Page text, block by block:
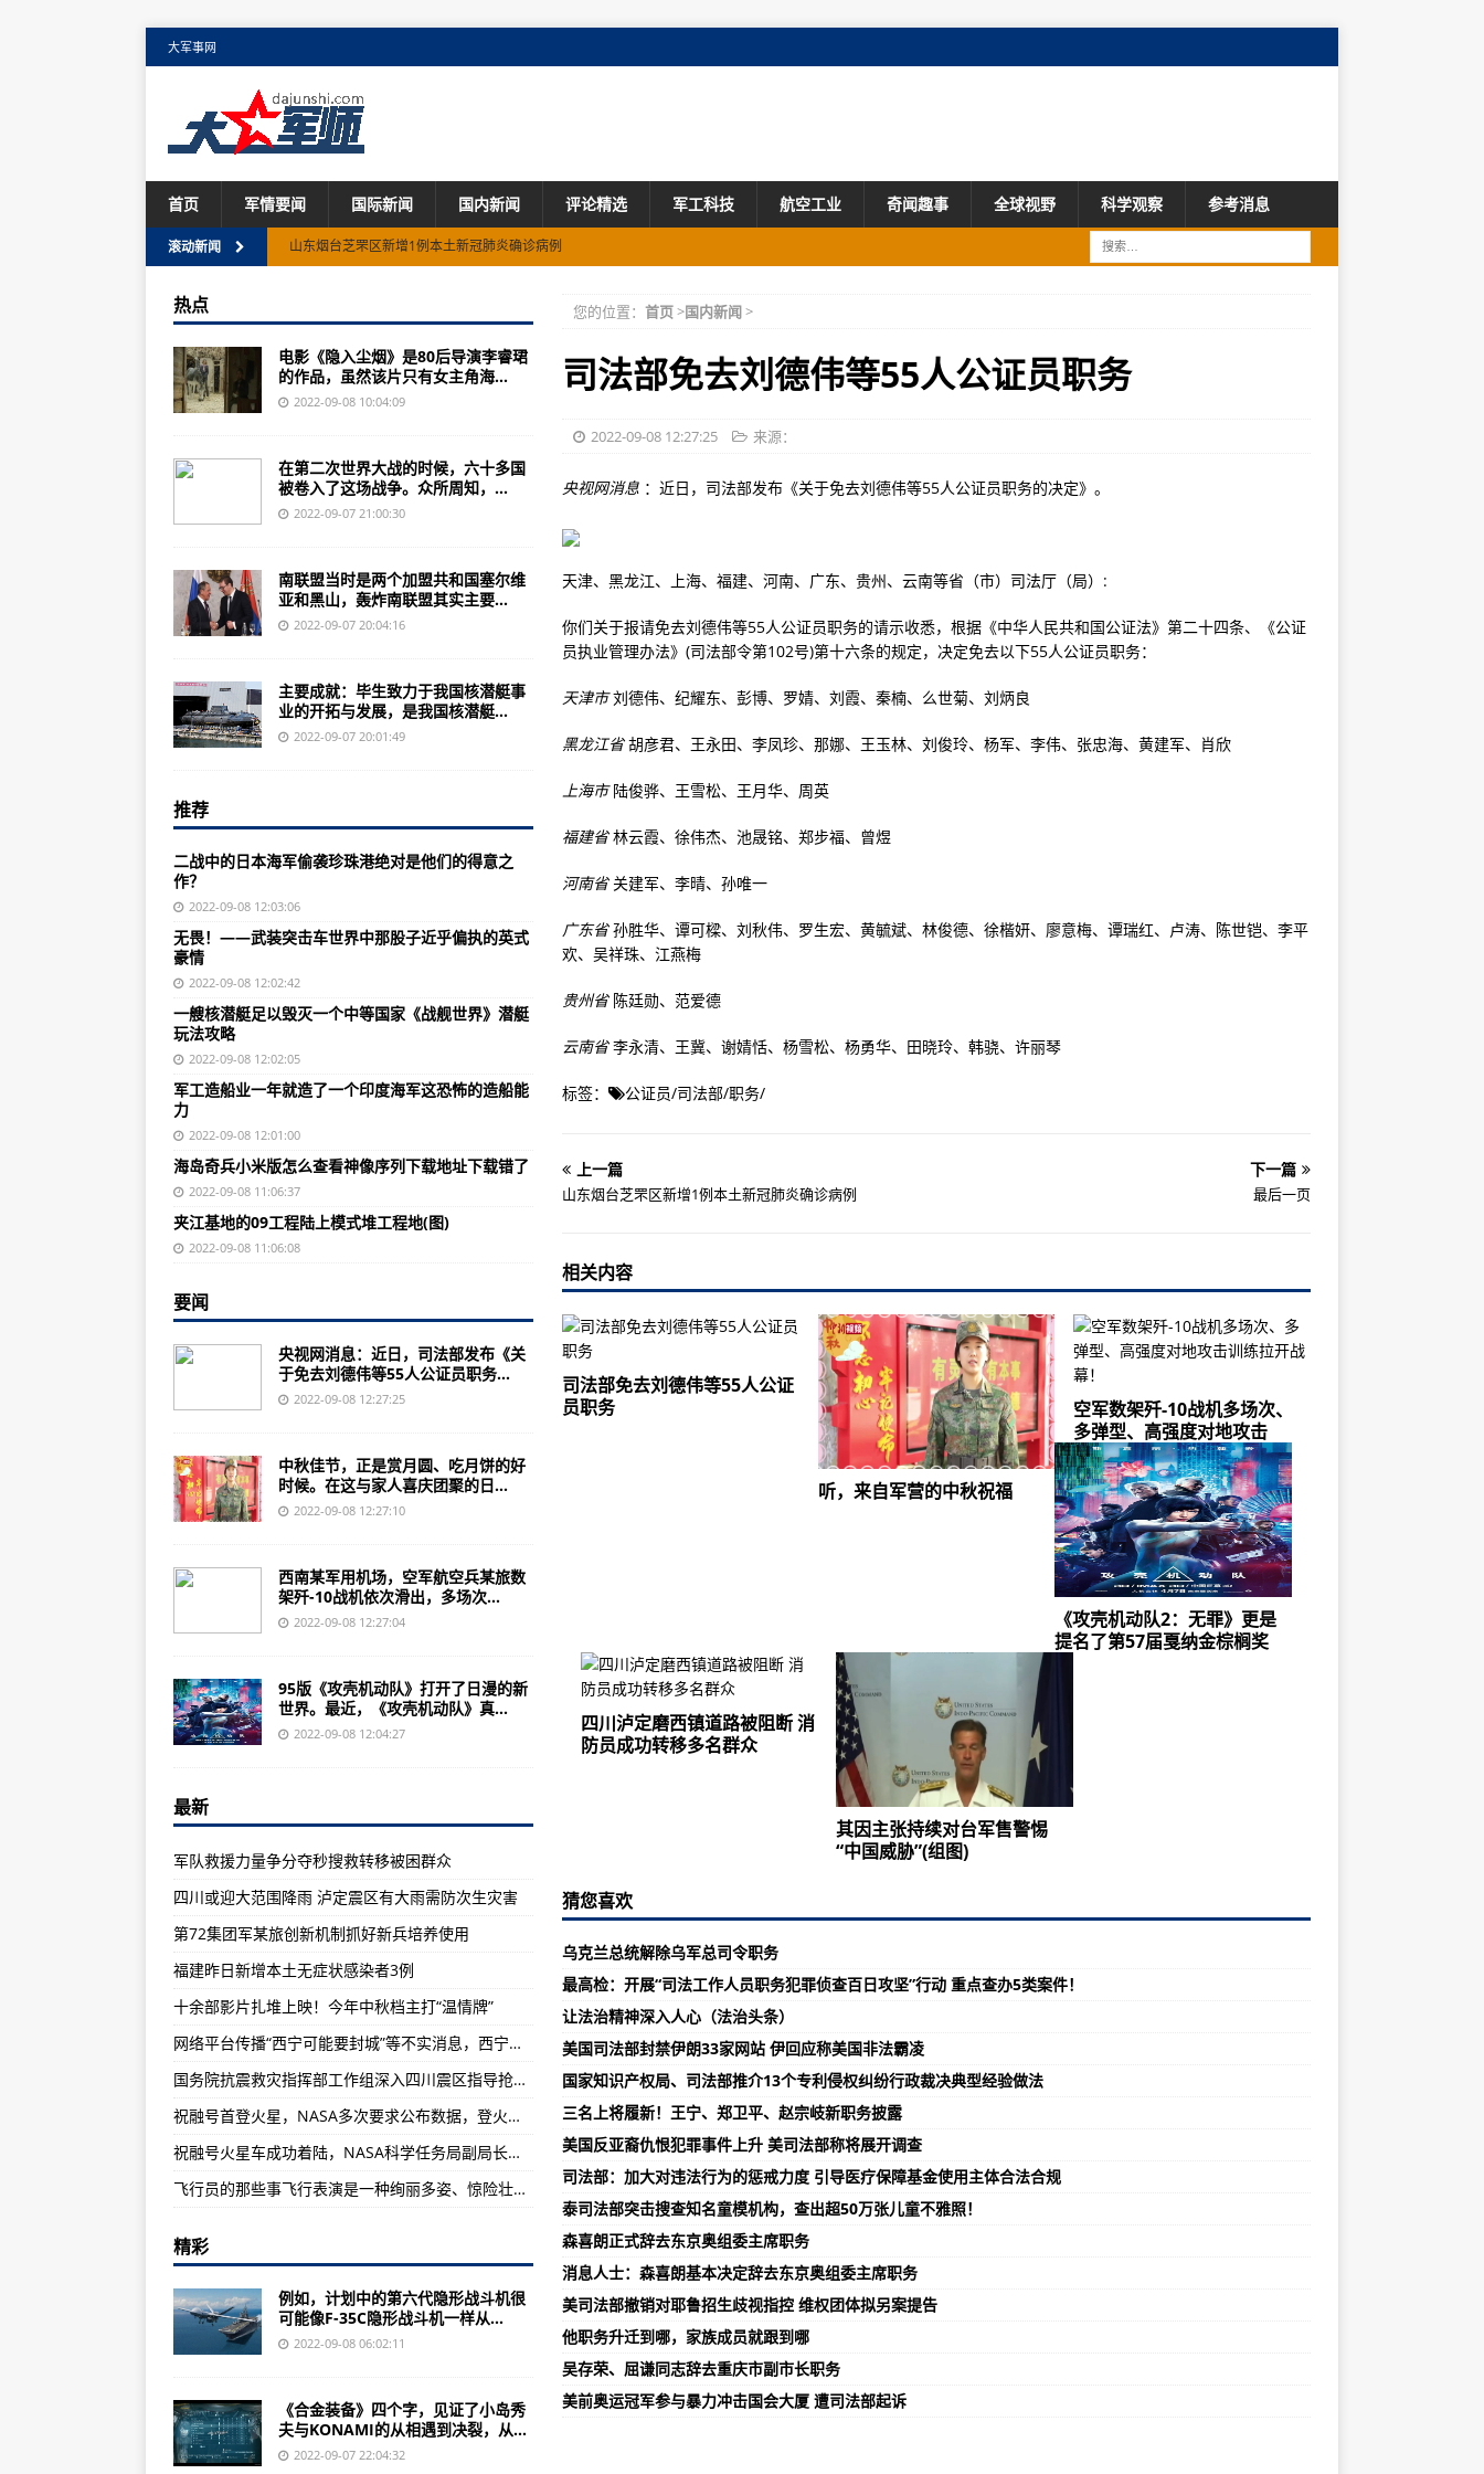
大军事网
首页 军情要闻 国际新闻 国内新闻 评论精选 军工科技 航空工业 奇闻趣事 全球视野 科学观察 参考消息
滚动新闻
山东烟台芝罘区新增1例本土新冠肺炎确诊病例
四川或迎大范围降雨 泸定震区有大雨需防次生灾害
听，来自军营的中秋祝福
9月7日14时至9月8日10时，贵阳新增阳性感染者95例
空军数架歼-10战机多场次、多弹型、高强度对地攻击训练拉开战幕！
《攻壳机动队2：无罪》更是提名了第57届戛纳金棕榈奖
小编精选：卡车模拟手游游戏介绍新的地图更新(图)
一下“世界最强10位狙击手”，你知道几个？
二战中的日本海军偷袭珍珠港绝对是他们的得意之作？
中国055型首舰南昌舰再次亮相连续10天海上训练
无畏！——武装突击车世界中那股子近乎偏执的英式豪情
一艘核潜艇足以毁灭一个中等国家《战舰世界》潜艇玩法攻略
军工造船业一年就造了一个印度海军这恐怖的造船能力
洛马交付下一代激光器，美空军即将进入激光武器时代？
中国气象局实施人工增雨作业实现“三个首次”！
海岛奇兵小米版怎么查看神像序列下载地址下载错了
海岛奇兵破解无限钻石无限金币版(BoomBeach)这是
丽江飞虎队现在排几名了，最终夺取2016美摄中国足球协会乙级联赛冠军！
央视曝光我军最早特种突击车是超新型战斗机(组图)
海岛奇兵的核心思想是打别人，抢资源的原因很简单
最新民调：半数以上美国民众对暴力犯罪“非常担心”
普京：没有人能够孤立俄罗斯
《皇牌空战7：突击地平线中文版》飞行射击类游戏介绍
外媒公布的江南造船厂卫星照片在建003国产航母是常规动力还是核动力
电影《隐入尘烟》观后感：全剧没有提一个苦字
印太轻型护卫舰哪个更加先进，哪个攻击力更加强大？(组图)
国家卫健委：昨日新增本土确诊病例241例，新增本土无症状感染者1093例
福建昨日新增本土无症状感染者3例
9月7日0-24时，贵州新增确诊病例4例，新增无症状感染者16例
江西省新增本土确诊病例2例 新增本土无症状感染者57例
十余部影片扎堆上映！今年中秋档主打“温情牌”
司法部免去刘德伟等55人公证员职务
广西北海多家装修公司涉嫌贩卖个人信息 25个窝点被端
军队救援力量争分夺秒搜救转移被困群众
您的位置： 首页>国内新闻>
司法部免去刘德伟等55人公证员职务
2022-09-08 12:27:25 来源：
央视网消息：近日，司法部发布《关于免去刘德伟等55人公证员职务的决定》。
天津、黑龙江、上海、福建、河南、广东、贵州、云南等省（市）司法厅（局）:
你们关于报请免去刘德伟等55人公证员职务的请示收悉，根据《中华人民共和国公证法》第二十四条、《公证
员执业管理办法》(司法部令第102号)第十六条的规定，决定免去以下55人公证员职务：
天津市刘德伟、纪耀东、彭博、罗婧、刘霞、秦楠、么世菊、刘炳良
黑龙江省胡彦君、王永田、李凤珍、那娜、王玉林、刘俊玲、杨军、李伟、张忠海、黄建军、肖欣
上海市陆俊骅、王雪松、王月华、周英
福建省林云霞、徐伟杰、池晟铭、郑步福、曾煜
河南省关建军、李晴、孙唯一
广东省孙胜华、谭可樑、刘秋伟、罗生宏、黄毓斌、林俊德、徐楷妍、廖意梅、谭瑞红、卢涛、陈世铠、李平
欢、吴祥珠、江燕梅
贵州省陈廷勋、范爱德
云南省李永清、王冀、谢婧恬、杨雪松、杨勇华、田晓玲、韩骁、许丽琴
标签： 公证员/司法部/职务/
上一篇
山东烟台芝罘区新增1例本土新冠肺炎确诊病例
下一篇
最后一页
相关内容
司法部免去刘德伟等55人公证
员职务
听，来自军营的中秋祝福
空军数架歼-10战机多场次、
多弹型、高强度对地攻击
《攻壳机动队2：无罪》更是
提名了第57届戛纳金棕榈奖
四川泸定磨西镇道路被阻断 消
防员成功转移多名群众
其因主张持续对台军售警惕
“中国威胁”(组图)
猜您喜欢
乌克兰总统解除乌军总司令职务
最高检：开展“司法工作人员职务犯罪侦查百日攻坚”行动 重点查办5类案件！
让法治精神深入人心（法治头条）
美国司法部封禁伊朗33家网站 伊回应称美国非法霸凌
国家知识产权局、司法部推介13个专利侵权纠纷行政裁决典型经验做法
三名上将履新！王宁、郑卫平、赵宗岐新职务披露
美国反亚裔仇恨犯罪事件上升 美司法部称将展开调查
司法部：加大对违法行为的惩戒力度 引导医疗保障基金使用主体合法合规
泰司法部突击搜查知名童模机构，查出超50万张儿童不雅照！
森喜朗正式辞去东京奥组委主席职务
消息人士：森喜朗基本决定辞去东京奥组委主席职务
美司法部撤销对耶鲁招生歧视指控 维权团体拟另案提告
他职务升迁到哪，家族成员就跟到哪
吴存荣、屈谦同志辞去重庆市副市长职务
美前奥运冠军参与暴力冲击国会大厦 遭司法部起诉
热点
电影《隐入尘烟》是80后导演李睿珺
的作品，虽然该片只有女主角海...
2022-09-08 10:04:09
在第二次世界大战的时候，六十多国
被卷入了这场战争。众所周知，...
2022-09-07 21:00:30
南联盟当时是两个加盟共和国塞尔维
亚和黑山，轰炸南联盟其实主要...
2022-09-07 20:04:16
主要成就：毕生致力于我国核潜艇事
业的开拓与发展，是我国核潜艇...
2022-09-07 20:01:49
推荐
二战中的日本海军偷袭珍珠港绝对是他们的得意之
作？
2022-09-08 12:03:06
无畏！——武装突击车世界中那股子近乎偏执的英式
豪情
2022-09-08 12:02:42
一艘核潜艇足以毁灭一个中等国家《战舰世界》潜艇
玩法攻略
2022-09-08 12:02:05
军工造船业一年就造了一个印度海军这恐怖的造船能
力
2022-09-08 12:01:00
海岛奇兵小米版怎么查看神像序列下载地址下载错了
2022-09-08 11:06:37
夹江基地的09工程陆上模式堆工程地(图)
2022-09-08 11:06:08
要闻
央视网消息：近日，司法部发布《关
于免去刘德伟等55人公证员职务...
2022-09-08 12:27:25
中秋佳节，正是赏月圆、吃月饼的好
时候。在这与家人喜庆团聚的日...
2022-09-08 12:27:10
西南某军用机场，空军航空兵某旅数
架歼-10战机依次滑出，多场次...
2022-09-08 12:27:04
95版《攻壳机动队》打开了日漫的新
世界。最近，《攻壳机动队》真...
2022-09-08 12:04:27
最新
军队救援力量争分夺秒搜救转移被困群众
四川或迎大范围降雨 泸定震区有大雨需防次生灾害
第72集团军某旅创新机制抓好新兵培养使用
福建昨日新增本土无症状感染者3例
十余部影片扎堆上映！今年中秋档主打“温情牌”
网络平台传播“西宁可能要封城”等不实消息，西宁警方通报调查情况
国务院抗震救灾指挥部工作组深入四川震区指导抢险救灾
祝融号首登火星，NASA多次要求公布数据，登火对人类意味着什么？
祝融号火星车成功着陆，NASA科学任务局副局长托马斯·祖布第一
飞行员的那些事飞行表演是一种绚丽多姿、惊险壮美的特技飞行
精彩
例如，计划中的第六代隐形战斗机很
可能像F-35C隐形战斗机一样从...
2022-09-08 06:02:11
《合金装备》四个字，见证了小岛秀
夫与KONAMI的从相遇到决裂，从...
2022-09-07 22:04:32